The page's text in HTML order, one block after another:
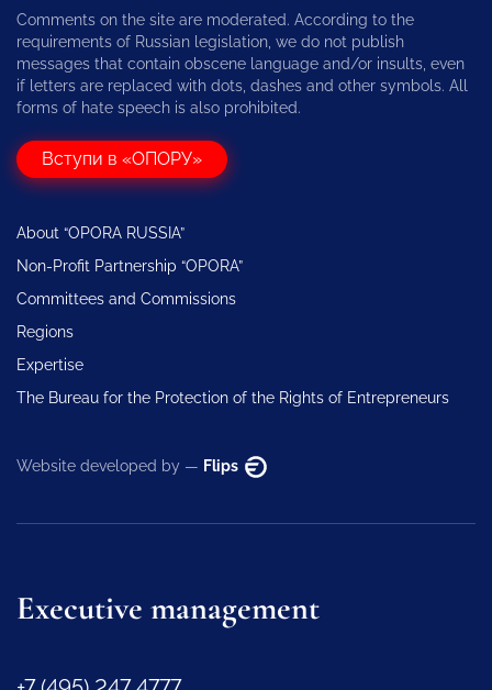
Comments on the site are moderated. According to the
requirements of Russian legislation, we do not publish
messages that contain obscene language and/or insults, even
if letters are replaced with dots, dashes and other symbols. All
forms of hate speech is also prohibited.
Вступи в «ОПОРУ»
About “OPORA RUSSIA”
Non-Profit Partnership “OPORA”
Committees and Commissions
Regions
Expertise
The Bureau for the Protection of the Rights of Entrepreneurs
Website developed by — Flips
Executive management